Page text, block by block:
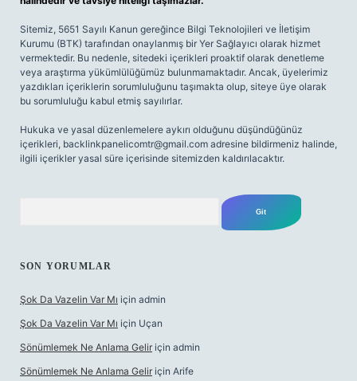
Sitemiz, 5651 Sayılı Kanun gereğince Bilgi Teknolojileri ve İletişim
Kurumu (BTK) tarafından onaylanmış bir Yer Sağlayıcı olarak hizmet
vermektedir. Bu nedenle, sitedeki içerikleri proaktif olarak denetleme
veya araştırma yükümlülüğümüz bulunmamaktadır. Ancak, üyelerimiz
yazdıkları içeriklerin sorumluluğunu taşımakta olup, siteye üye olarak
bu sorumluluğu kabul etmiş sayılırlar.
Hukuka ve yasal düzenlemelere aykırı olduğunu düşündüğünüz
içerikleri, backlinkpanelicomtr@gmail.com adresine bildirmeniz halinde,
ilgili içerikler yasal süre içerisinde sitemizden kaldırılacaktır.
SON YORUMLAR
Şok Da Vazelin Var Mı için admin
Şok Da Vazelin Var Mı için Uçan
Sönümlemek Ne Anlama Gelir için admin
Sönümlemek Ne Anlama Gelir için Arife